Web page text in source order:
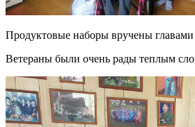
Продуктовые наборы вручены главами
Ветераны были очень рады теплым